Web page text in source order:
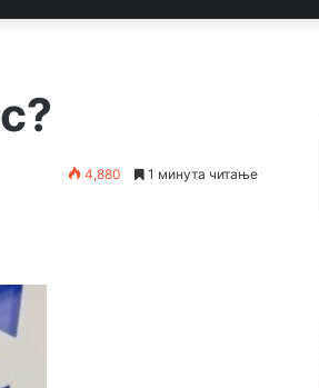
4,880 1 минута читање